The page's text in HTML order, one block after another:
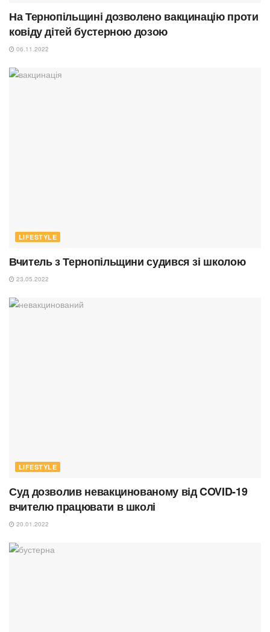
На Тернопільщині дозволено вакцинацію проти
ковіду дітей бустерною дозою
06.11.2022
LIFESTYLE
Вчитель з Тернопільщини судився зі школою
23.05.2022
LIFESTYLE
Суд дозволив невакцинованому від COVID-19
вчителю працювати в школі
20.01.2022